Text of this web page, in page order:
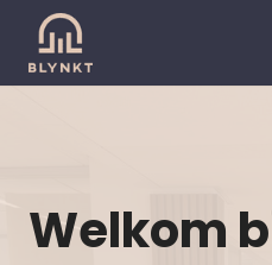
Welkom